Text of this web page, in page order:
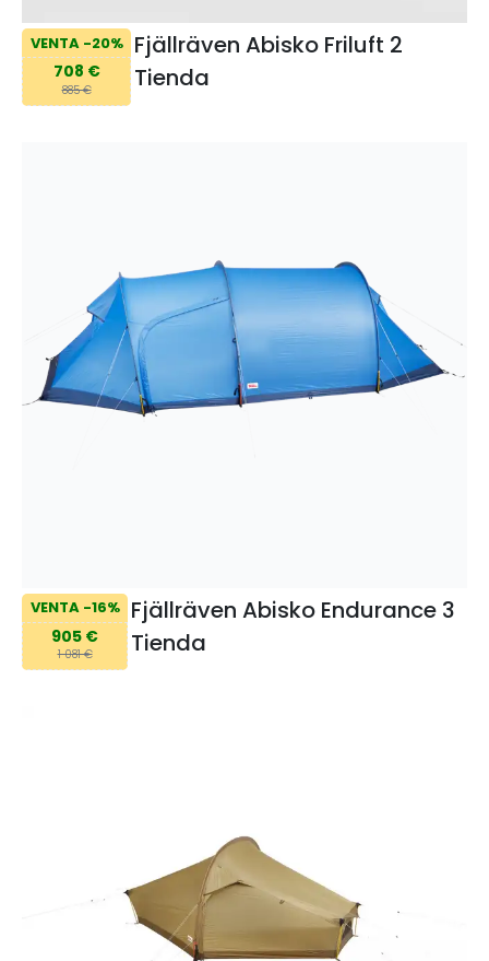
VENTA -20%
708 €
885 €
Fjällräven Abisko Friluft 2
Tienda
VENTA -16%
905 €
1 081 €
Fjällräven Abisko Endurance 3
Tienda